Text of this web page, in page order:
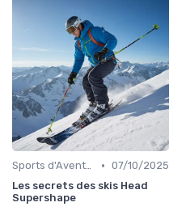
Sports d'Aventure et de Plein Air • 07/10/2025
Les secrets des skis Head
Supershape